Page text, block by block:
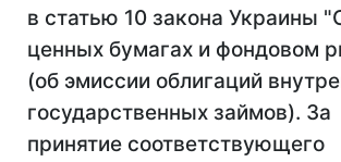
в статью 10 закона Украины
ценных бумагах и фондовом
(об эмиссии облигаций
государственных займов). За
принятие соответствующего